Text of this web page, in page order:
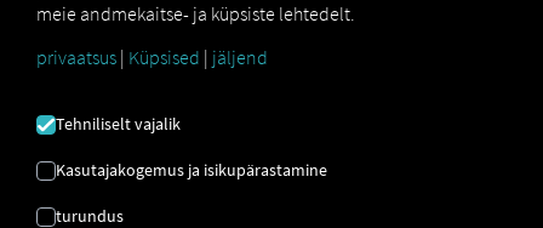
meie andmekaitse- ja küpsiste lehtedelt.
privaatsus | Küpsised | jäljend
Tehniliselt vajalik
Kasutajakogemus ja isikupärastamine
turundus